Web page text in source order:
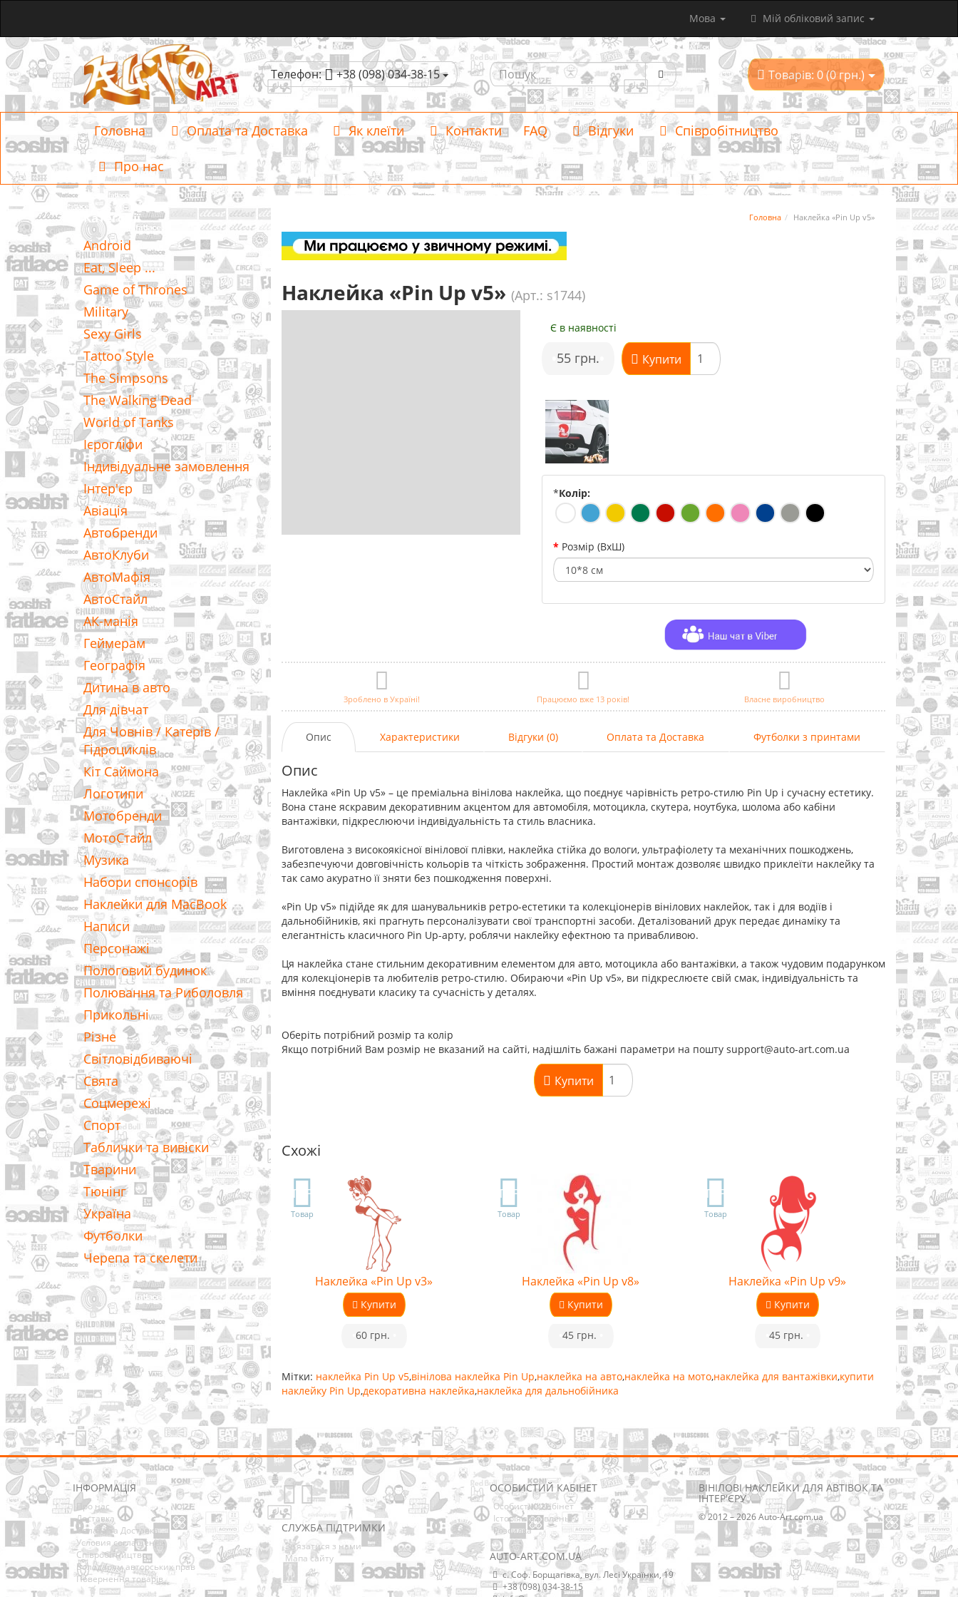
Мова Мій обліковий запис
Телефон: +38 (098) 034-38-15 Товарів: 0 (0 грн.)
Головна Оплата та Доставка Як клеїти Контакти FAQ Відгуки Співробітництво
Про нас
Категорії
Android
Eat, Sleep ...
Game of Thrones
Military
Sexy Girls
Tattoo Style
The Simpsons
The Walking Dead
World of Tanks
Ієрогліфи
Індивідуальне замовлення
Інтер'єр
Авіація
Автобренди
АвтоКлуби
АвтоМафія
АвтоСтайл
АК-манія
Геймерам
Географія
Дитина в авто
Для дівчат
Для Човнів / Катерів /
Гідроциклів
Кіт Саймона
Логотипи
Мотобренди
МотоСтайл
Музика
Набори спонсорів
Наклейки для MacBook
Написи
Персонажі
Пологовий будинок
Полювання та Риболовля
Прикольні
Різне
Світловідбиваючі
Свята
Соцмережі
Спорт
Таблички та вивіски
Тварини
Тюнінг
Україна
Футболки
Черепа та скелети
Головна Наклейка «Pin Up v5»
Наклейка «Pin Up v5» (Арт.: s1744)
Є в наявності
55 грн. Купити
*Колір:
Розмір (ВхШ)
Зроблено в Україні! Працюємо вже 13 років! Власне виробництво
Опис Характеристики Відгуки (0) Оплата та Доставка Футболки з принтами
Опис
Наклейка «Pin Up v5» – це преміальна вінілова наклейка, що поєднує чарівність ретро-стилю Pin Up і сучасну естетику.
Вона стане яскравим декоративним акцентом для автомобіля, мотоцикла, скутера, ноутбука, шолома або кабіни
вантажівки, підкреслюючи індивідуальність та стиль власника.
Виготовлена з високоякісної вінілової плівки, наклейка стійка до вологи, ультрафіолету та механічних пошкоджень,
забезпечуючи довговічність кольорів та чіткість зображення. Простий монтаж дозволяє швидко приклеїти наклейку та
так само акуратно її зняти без пошкодження поверхні.
«Pin Up v5» підійде як для шанувальників ретро-естетики та колекціонерів вінілових наклейок, так і для водіїв і
дальнобійників, які прагнуть персоналізувати свої транспортні засоби. Деталізований друк передає динаміку та
елегантність класичного Pin Up-арту, роблячи наклейку ефектною та привабливою.
Ця наклейка стане стильним декоративним елементом для авто, мотоцикла або вантажівки, а також чудовим подарунком
для колекціонерів та любителів ретро-стилю. Обираючи «Pin Up v5», ви підкреслюєте свій смак, індивідуальність та
вміння поєднувати класику та сучасність у деталях.
Оберіть потрібний розмір та колір
Якщо потрібний Вам розмір не вказаний на сайті, надішліть бажані параметри на пошту support@auto-art.com.ua
Купити
Схожі
TOP
Товар
Наклейка «Pin Up v3»
Купити
60 грн.
TOP
Товар
Наклейка «Pin Up v8»
Купити
45 грн.
TOP
Товар
Наклейка «Pin Up v9»
Купити
45 грн.
Мітки: наклейка Pin Up v5,вінілова наклейка Pin Up,наклейка на авто,наклейка на мото,наклейка для вантажівки,купити
наклейку Pin Up,декоративна наклейка,наклейка для дальнобійника
ІНФОРМАЦІЯ
Про нас
Доставка
Оплата та Доставка
Условия соглашения
Співробітництво
Володарям авторських прав
Повернення товарів
СЛУЖБА ПІДТРИМКИ
Зв’язатися з нами
Мапа сайту
ОСОБИСТИЙ КАБІНЕТ
Особистий Кабінет
Історія замовлень
Розсилка
AUTO-ART.COM.UA
с. Соф. Борщагівка, вул. Лесі Українки, 19
+38 (098) 034-38-15
ВІНІЛОВІ НАКЛЕЙКИ ДЛЯ АВТІВОК ТА
ІНТЕР'ЄРУ
© 2012 – 2026 Auto-Art.com.ua